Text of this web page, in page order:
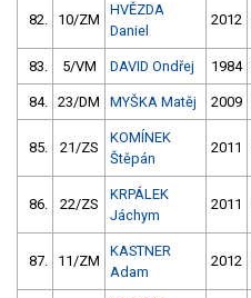
82. 10/ZM
HVĚZDA
Daniel
2012
83. 5/VM DAVID Ondřej 1984
84. 23/DM MYŠKA Matěj 2009
85. 21/ZS
KOMÍNEK
Štěpán
2011
86. 22/ZS
KRPÁLEK
Jáchym
2011
87. 11/ZM
KASTNER
Adam
2012